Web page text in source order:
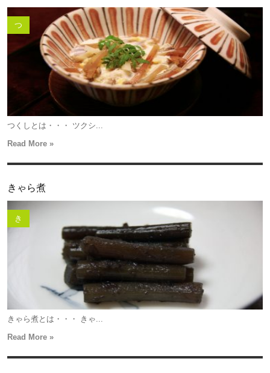
つ
つくしとは・・・ ツクシ...
Read More »
きゃら煮
き
きゃら煮とは・・・ きゃ...
Read More »